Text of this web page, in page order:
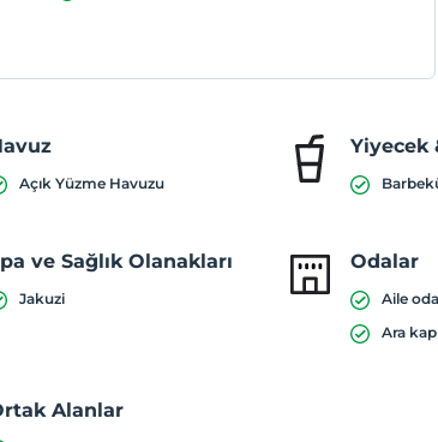
Açık Yüzme Havuzu
Yiyecek
ve Sağlık Olanakları
Jakuzi
Odalar
Aile
Ara
Alanlar